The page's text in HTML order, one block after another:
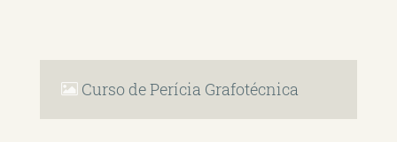
Curso de Perícia Grafotécnica